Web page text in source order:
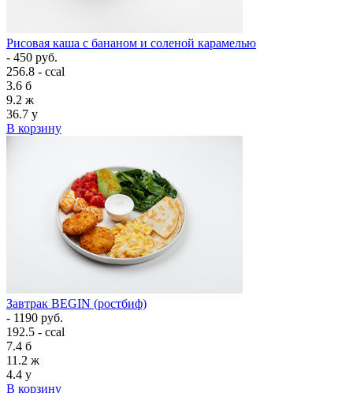
Рисовая каша с бананом и соленой карамелью
- 450 руб.
256.8 - ccal
3.6 б
9.2 ж
36.7 у
В корзину
Завтрак BEGIN (ростбиф)
- 1190 руб.
192.5 - ccal
7.4 б
11.2 ж
4.4 у
В корзину